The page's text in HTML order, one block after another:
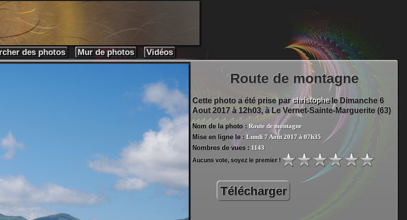
des photos Mur de photos Vidéos
Route de montagne
Cette photo a été prise parchristophele Dimanche 6
Aout 2017 à 12h03, à Le Vernet-Sainte-Marguerite (63)
Nom de la photo : Route de montagne
Mise en ligne le : Lundi 7 Aout 2017 à 07h35
Nombres de vues : 1143
Aucuns vote, soyez le premier !
Télécharger